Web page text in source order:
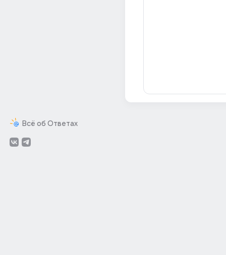
Всё об Ответах